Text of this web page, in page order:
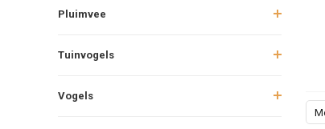
Pluimvee
Tuinvogels
Vogels